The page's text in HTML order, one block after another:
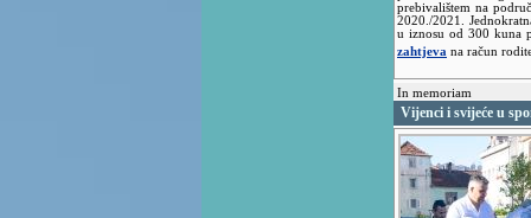
prebivalištem na
2020./2021.
u iznosu od 300 kuna
zahtjeva na račun
In memoriam
Vijenci i svijeće u